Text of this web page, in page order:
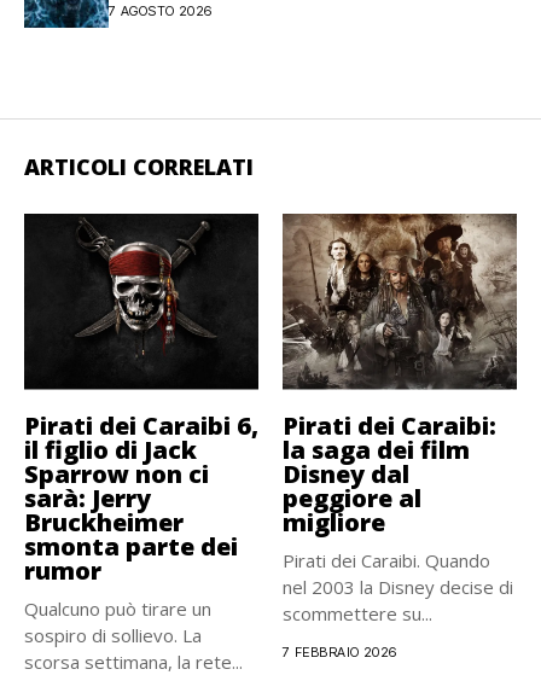
7 AGOSTO 2026
ARTICOLI CORRELATI
Pirati dei Caraibi 6,
il figlio di Jack
Sparrow non ci
sarà: Jerry
Bruckheimer
smonta parte dei
rumor
Qualcuno può tirare un
sospiro di sollievo. La
scorsa settimana, la rete...
Pirati dei Caraibi:
la saga dei film
Disney dal
peggiore al
migliore
Pirati dei Caraibi. Quando
nel 2003 la Disney decise di
scommettere su...
7 FEBBRAIO 2026